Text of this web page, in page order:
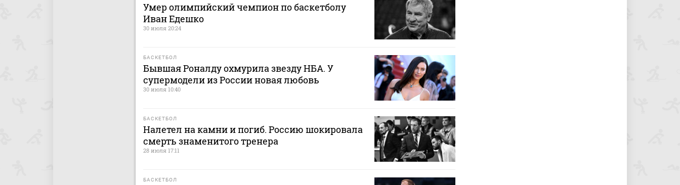
Умер олимпийский чемпион по баскетболу
Иван Едешко
30 июля 20:24
БАСКЕТБОЛ
Бывшая Роналду охмурила звезду НБА. У
супермодели из России новая любовь
30 июля 10:40
БАСКЕТБОЛ
Налетел на камни и погиб. Россию шокировала
смерть знаменитого тренера
28 июля 17:11
БАСКЕТБОЛ